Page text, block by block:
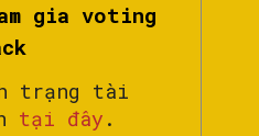
gia voting
trạng tài
tại đây .